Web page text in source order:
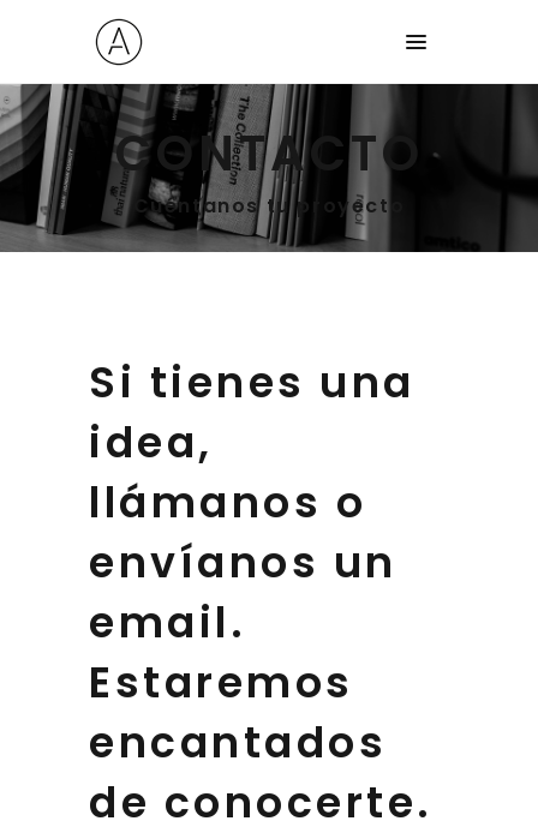
CONTACTO
Cuéntanos tu proyecto
Si tienes una
idea,
llámanos o
envíanos un
email.
Estaremos
encantados
de conocerte.